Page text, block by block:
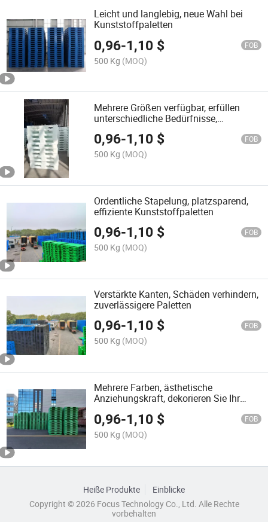
Leicht und langlebig, neue Wahl bei
Kunststoffpaletten
0,96-1,10 $ FOB
500 Kg (MOQ)
Mehrere Größen verfügbar, erfüllen
unterschiedliche Bedürfnisse,
Palettenexperten
0,96-1,10 $ FOB
500 Kg (MOQ)
Ordentliche Stapelung, platzsparend,
effiziente Kunststoffpaletten
0,96-1,10 $ FOB
500 Kg (MOQ)
Verstärkte Kanten, Schäden verhindern,
zuverlässigere Paletten
0,96-1,10 $ FOB
500 Kg (MOQ)
Mehrere Farben, ästhetische
Anziehungskraft, dekorieren Sie Ihr
0,96-1,10 $ FOB
500 Kg (MOQ)
Heiße Produkte
Einblicke
Copyright © 2026 Focus Technology Co., Ltd. Alle Rechte
vorbehalten